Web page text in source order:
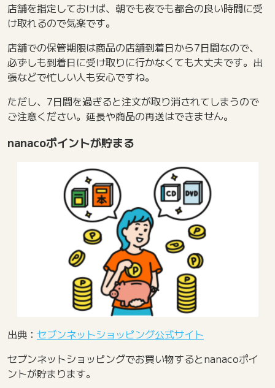
店舗を指定しておけば、朝でも夜でも都合の良い時間に受
け取れるので気楽です。
店舗での保管期限は商品の店舗到着日から7日間なので、
必ずしも到着日に受け取りに行かなくても大丈夫です。出
張などで忙しい人も安心ですね。
ただし、7日間を過ぎると注文が取り消されてしまうので
ご注意ください。延長や商品の再送はできません。
nanacoポイントが貯まる
出典： セブンネットショッピング公式サイト
セブンネットショッピングでお買い物するとnanacoポイ
ントが貯まります。